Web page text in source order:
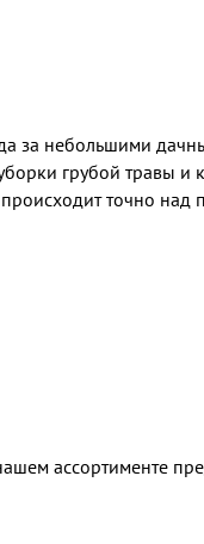
за небольшими
грубой травы и
точно над
ассортименте